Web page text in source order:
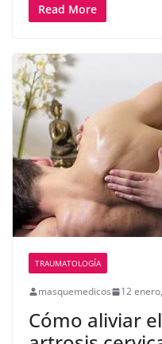
Read More
TRAUMATOLOGÍA
masquemedicos 12
Cómo aliviar